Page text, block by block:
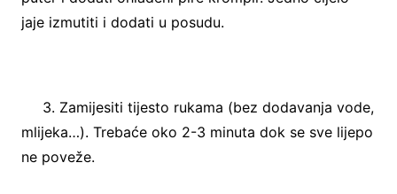
jaje izmutiti i dodati u posudu.
3. Zamijesiti tijesto rukama (bez dodavanja vode,
mlijeka…). Trebaće oko 2-3 minuta dok se sve lijepo
ne poveže.